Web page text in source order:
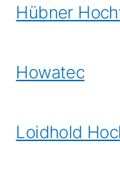
Hübner
Howatec
Loidhold